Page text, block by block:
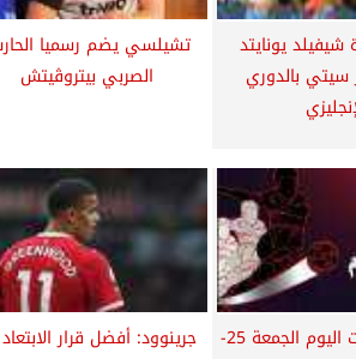
شيفيلد يونايتد
بالدوري
تشيلسي يضم رسميا
الصربي بيتروڤيتش
مواعيد مباريات اليوم الجمعة 25-
جرينوود: أفضل قرار